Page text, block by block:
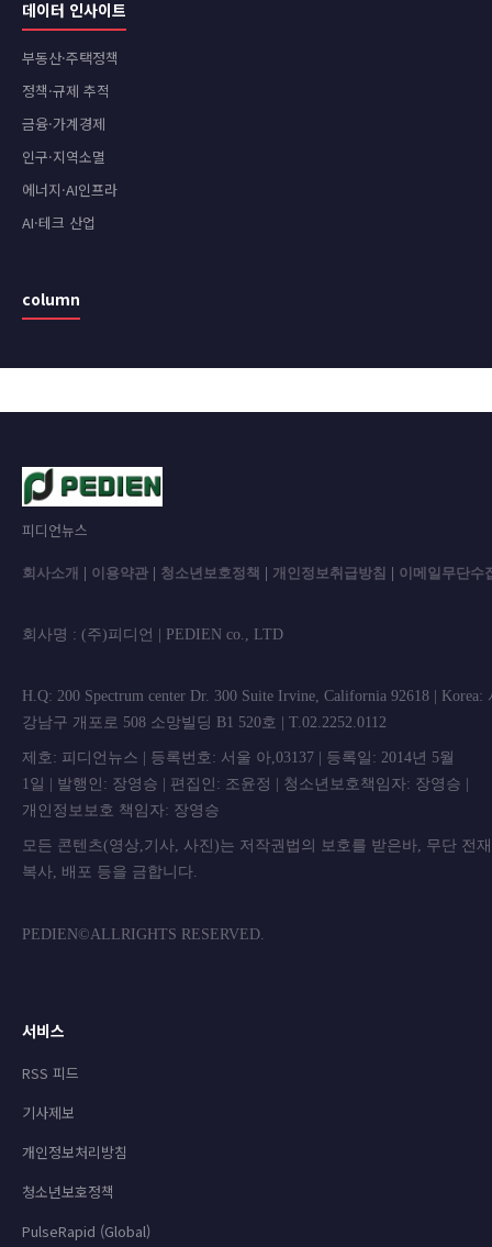
데이터 인사이트
부동산·주택정책
정책·규제 추적
금융·가계경제
인구·지역소멸
에너지·AI인프라
AI·테크 산업
column
피디언뉴스
회사소개 이용약관 청소년보호정책 개인정보취급방침 이메일무단수
회사명 : (주)피디언 | PEDIEN co.,
H.Q: 200 Spectrum center Dr. 300 Suite Irvine, California 92618 | Korea:
강남구 개포로 508 소망빌딩 B1 520호 | T.02.2252.0112
제호: 피디언뉴스 | 등록번호: 서울 아,03137 | 등록일: 2014년 5월
1일 | 발행인: 장영승 | 편집인: 조윤정 | 청소년보호책임자: 장영승 |
개인정보보호 책임자: 장영승
모든 콘텐츠(영상,기사, 사진)는 저작권법의 보호를 받은바, 무단 전
복사, 배포 등을 금합니
PEDIEN©ALLRIGHTS RESERVED.
서비스
RSS 피드
기사제보
개인정보처리방침
청소년보호정책
PulseRapid (Global)